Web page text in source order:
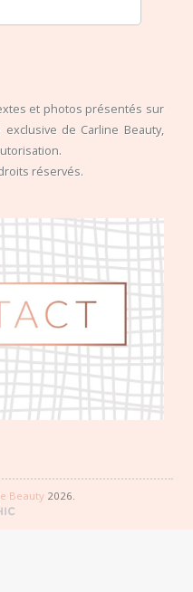
et photos présentés sur
de Carline Beauty,
réservés.
Beauty2026.